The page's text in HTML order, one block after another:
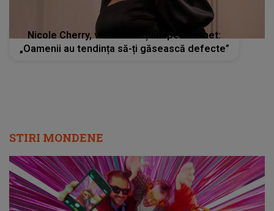
Nicole Cherry, victima hărțuirii pe internet:
„Oamenii au tendința să-ți găsească defecte”
STIRI MONDENE